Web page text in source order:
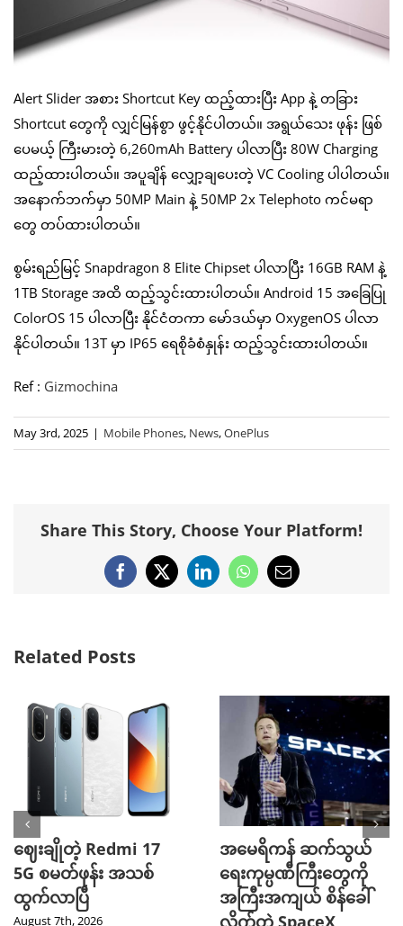
Alert Slider အစား Shortcut Key ထည့်ထားပြီး App နဲ့ တခြား
Shortcut တွေကို လျှင်မြန်စွာ ဖွင့်နိုင်ပါတယ်။ အရွယ်သေး ဖုန်း ဖြစ်
ပေမယ့် ကြီးမားတဲ့ 6,260mAh Battery ပါလာပြီး 80W Charging
ထည့်ထားပါတယ်။ အပူချိန် လျှော့ချပေးတဲ့ VC Cooling ပါပါတယ်။
အနောက်ဘက်မှာ 50MP Main နဲ့ 50MP 2x Telephoto ကင်မရာ
တွေ တပ်ထားပါတယ်။
စွမ်းရည်မြင့် Snapdragon 8 Elite Chipset ပါလာပြီး 16GB RAM နဲ့
1TB Storage အထိ ထည့်သွင်းထားပါတယ်။ Android 15 အခြေပြု
ColorOS 15 ပါလာပြီး နိုင်ငံတကာ မော်ဒယ်မှာ OxygenOS ပါလာ
နိုင်ပါတယ်။ 13T မှာ IP65 ရေစိုခံစံနှုန်း ထည့်သွင်းထားပါတယ်။
Ref : Gizmochina
May 3rd, 2025 | Mobile Phones, News,OnePlus
Share This Story, Choose Your Platform!
Facebook
X LinkedInWhatsApp
Email
Related Posts
ဈေးချိုတဲ့ Redmi 17
5G စမတ်ဖုန်း အသစ်
ထွက်လာပြီ
August 7th, 2026
အမေရိကန် ဆက်သွယ်
ရေးကုမ္ပဏီကြီးတွေကို
အကြီးအကျယ် စိန်ခေါ်